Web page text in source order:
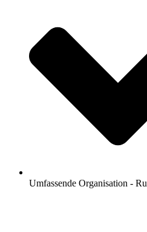
Umfassende Organisation -